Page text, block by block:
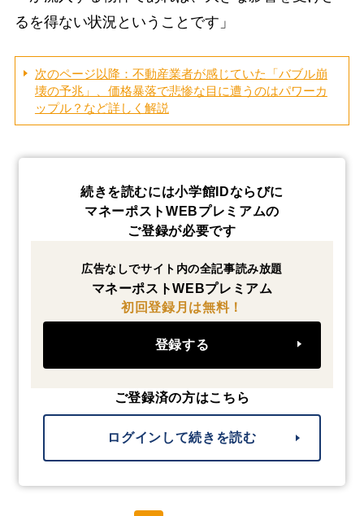
るを得ない状況ということです」
次のページ以降：不動産業者が感じていた「バブル崩
壊の予兆」、価格暴落で悲惨な目に遭うのはパワーカ
ップル？など詳しく解説
続きを読むには小学館IDならびに
マネーポストWEBプレミアムの
ご登録が必要です
広告なしでサイト内の全記事読み放題
マネーポストWEBプレミアム
初回登録月は無料！
登録する
ご登録済の方はこちら
ログインして続きを読む